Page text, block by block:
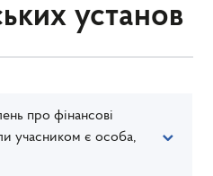
установ
про фінансові
учасником є особа,